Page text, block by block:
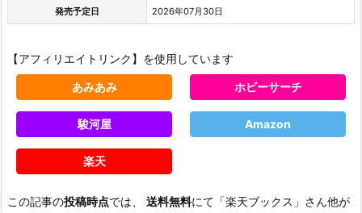
発売予定日 2026年07月30日
【アフィリエイトリンク】を使用しています
あみあみ ホビーサーチ
駿河屋 Amazon
楽天
この記事の投稿時点では、 送料無料にて「楽天ブックス」さん他が